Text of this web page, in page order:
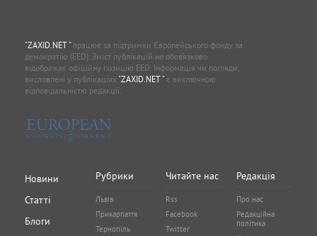
"ZAXID.NET "працює за підтримки Європейського фонду за
демократію (EED). Зміст публікацій не обов’язково
відображає офіційну позицію EED. Інформація чи погляди,
висловлені у публікаціях "ZAXID.NET "є виключною
відповідальністю редакції.
Новини
Статті
Блоги
Рубрики
Львів
Прикарпаття
Тернопіль
Читайте нас
Rss
Facebook
Twitter
Редакція
Про нас
Редакційна
політика